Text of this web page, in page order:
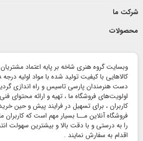
شرکت ما
محصولات
وبسایت گروه هنری شاخه بر پایه اعتماد
دست هنرمندان پارسی تاسیس و راه اندازی
اولویت‌های فروشگاه ما ، تهیه و ارائه محتوای
کاربران ، برای تسهیل در فرایند پیش و حین
فروشگاه آنلاین مــا بسیار مهم است که کاربران
را به درستی و با دقت بالا و بیشترین سهولت
اقدام به سفارش نمایند .